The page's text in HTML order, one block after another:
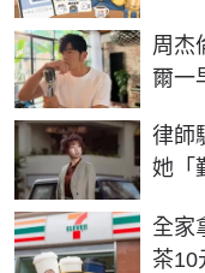
周杰
爾一
律師
她「
全家
茶